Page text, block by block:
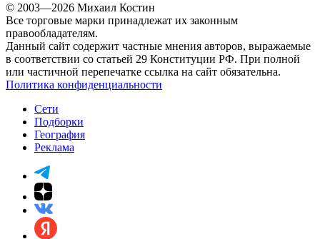
© 2003—2026 Михаил Костин
Все торговые марки принадлежат их законным
правообладателям.
Данный сайт содержит частные мнения авторов, выражаемые
в соответствии со статьей 29 Конституции РФ. При полной
или частичной перепечатке ссылка на сайт обязательна.
Политика конфиденциальности
Сети
Подборки
География
Реклама